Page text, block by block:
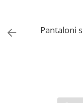
Pantaloni